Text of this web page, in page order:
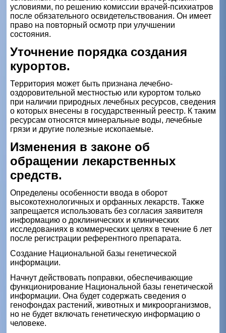
условиями, по решению комиссии врачей-психиатров
после обязательного освидетельствования. Он имеет
право на повторный осмотр при улучшении
состояния.
Уточнение порядка создания
курортов.
Территория может быть признана лечебно-
оздоровительной местностью или курортом только
при наличии природных лечебных ресурсов, сведения
о которых внесены в государственный реестр. К таким
ресурсам относятся минеральные воды, лечебные
грязи и другие полезные ископаемые.
Изменения в законе об
обращении лекарственных
средств.
Определены особенности ввода в оборот
высокотехнологичных и орфанных лекарств. Также
запрещается использовать без согласия заявителя
информацию о доклинических и клинических
исследованиях в коммерческих целях в течение 6 лет
после регистрации референтного препарата.
Создание Национальной базы генетической
информации.
Начнут действовать поправки, обеспечивающие
функционирование Национальной базы генетической
информации. Она будет содержать сведения о
генофондах растений, животных и микроорганизмов,
но не будет включать генетическую информацию о
человеке.